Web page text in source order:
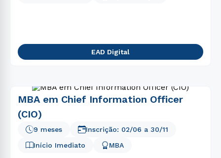
EAD Digital
MBA em Chief Information Officer
(CIO)
Início Imediato
9 meses
MBA
Inscrição: 02/06 a 30/11